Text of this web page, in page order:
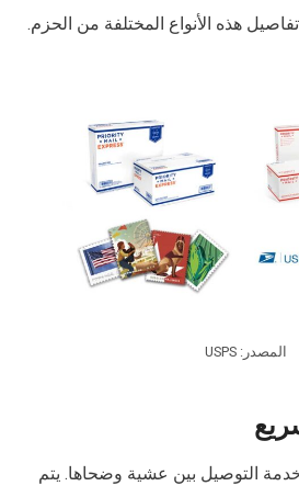
هذه الأنواع المختلفة من الحزم.
المصدر: USPS
التوصيل بين عشية وضحاها. يتم